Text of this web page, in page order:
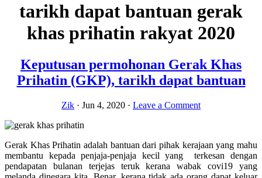
tarikh dapat bantuan gerak
khas prihatin rakyat 2020
Keputusan permohonan Gerak Khas
Prihatin (GKP), tarikh dapat bantuan
Zik · Jun 4, 2020 · Leave a Comment
Gerak Khas Prihatin adalah bantuan dari pihak kerajaan yang mahu
membantu kepada penjaja-penjaja kecil yang terkesan dengan
pendapatan bulanan terjejas teruk kerana wabak covi19 yang